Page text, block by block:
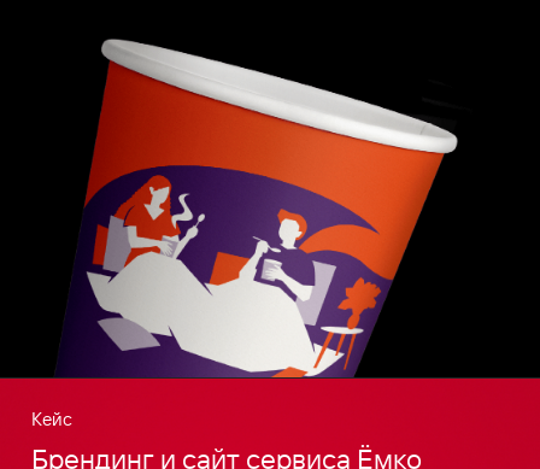
Кейс
Брендинг и сайт сервиса Ёмко